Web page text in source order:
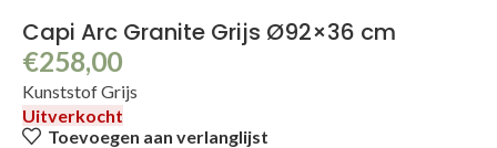
Capi Arc Granite Grijs Ø92×36 cm
€258,00
Kunststof Grijs
Uitverkocht
Toevoegen aan verlanglijst